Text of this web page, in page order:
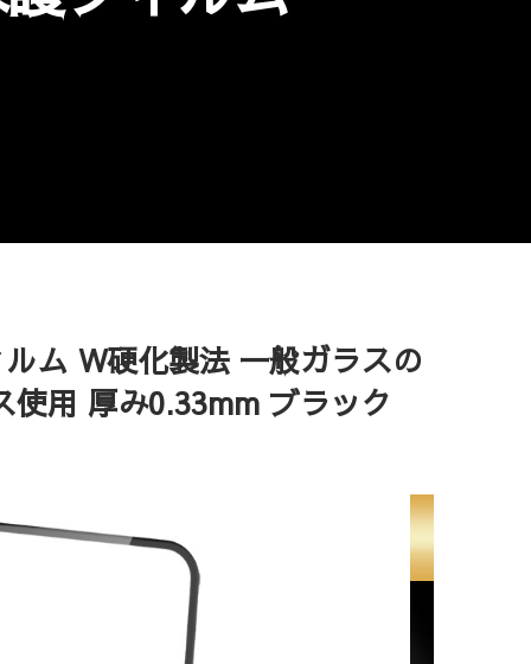
ム W硬化製法 一般ガラスの
用 厚み0.33mm ブラック